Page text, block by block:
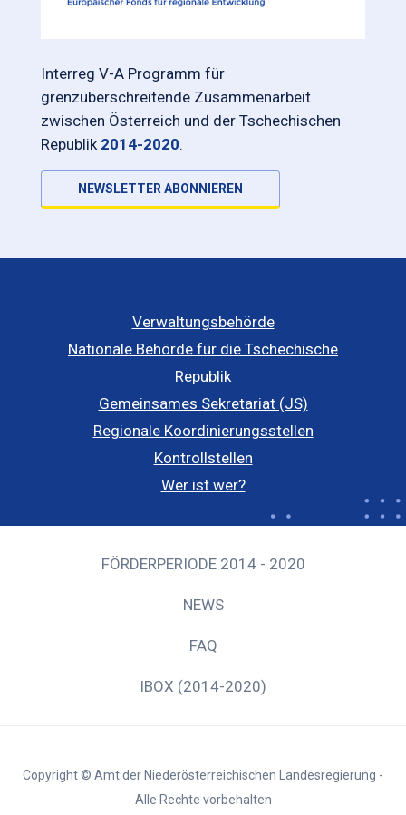
Interreg V-A Programm für
grenzüberschreitende Zusammenarbeit
zwischen Österreich und der Tschechischen
Republik 2014-2020.
NEWSLETTER ABONNIEREN
Verwaltungsbehörde
Nationale Behörde für die Tschechische
Republik
Gemeinsames Sekretariat (JS)
Regionale Koordinierungsstellen
Kontrollstellen
Wer ist wer?
FÖRDERPERIODE 2014 - 2020
NEWS
FAQ
IBOX (2014-2020)
Copyright © Amt der Niederösterreichischen Landesregierung -
Alle Rechte vorbehalten